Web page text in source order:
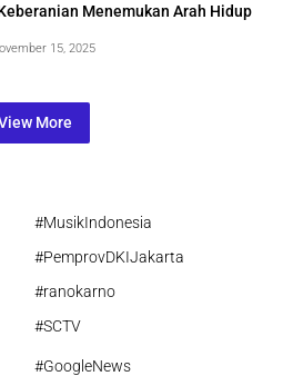
Menemukan Arah Hidup
15, 2025
More
#MusikIndonesia
#PemprovDKIJakarta
#ranokarno
#SCTV
#GoogleNews